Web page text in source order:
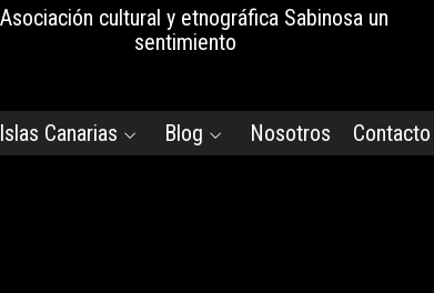
Islas Canarias Blog Nosotros Contacto